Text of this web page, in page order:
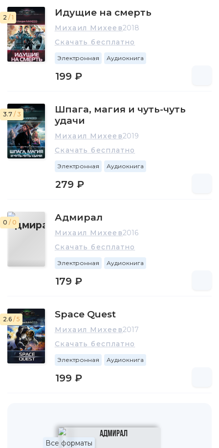
2 / 1 Идущие на смерть
Михаил Михеев2018
Скачать бесплатно
Электронная Аудиокнига
199 ₽
3.7 / 3
Шпага, магия и чуть-чуть
удачи
Михаил Михеев2019
Скачать бесплатно
Электронная Аудиокнига
279 ₽
0 / 0 Адмирал
Михаил Михеев2016
Скачать бесплатно
Электронная Аудиокнига
179 ₽
2.6 / 5 Space Quest
Михаил Михеев2017
Скачать бесплатно
Электронная Аудиокнига
199 ₽
Все форматы